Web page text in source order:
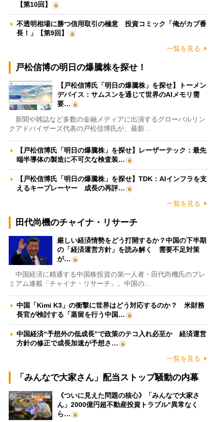
【第10回】
不透明相場に勝つ信用取引の極意 投資コミック「俺がカブ番
長！」【第9回】
一覧を見る
戸松信博の明日の爆騰株を探せ！
【戸松信博氏「明日の爆騰株」を探せ】トーメン
デバイス：サムスンを通じて世界のAIメモリ需
要…
新聞や雑誌など多数の金融メディアに出演するグローバルリン
クアドバイザーズ代表の戸松信博氏が、最新…
【戸松信博氏「明日の爆騰株」を探せ】レーザーテック：最先
端半導体の製造に不可欠な検査装…
【戸松信博氏「明日の爆騰株」を探せ】TDK：AIインフラを支
えるキープレーヤー 成長の再評…
一覧を見る
田代尚機のチャイナ・リサーチ
厳しい経済情勢をどう打開するか？中国の下半期
の「経済運営方針」を読み解く 需要不足対策
が…
中国経済に精通する中国株投資の第一人者・田代尚機氏のプレ
ミアム連載「チャイナ・リサーチ」。中国の…
中国「Kimi K3」の衝撃に世界はどう対応するのか？ 米財務
長官が検討する「蒸留を行う中国…
中国経済“予想外の低成長”で政策のテコ入れ必至か 経済運営
方針の修正で成長加速が予想さ…
一覧を見る
「みんなで大家さん」配当ストップ騒動の内幕
《ついに見えた問題の核心》「みんなで大家さ
ん」2000億円超不動産投資トラブル“異常なく
ら…